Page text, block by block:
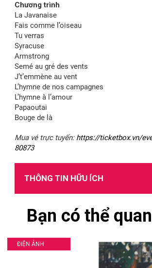
Chương trình
La Javanaise
Fais comme l’oiseau
Tu verras
Syracuse
Armstrong
Semé au gré des vents
J’t’emmène au vent
L’hymne de nos campagnes
L’hymne à l’amour
Papaoutai
Bouge de là
Mua vé trực tuyến: https://ticketbox.vn/
80873
THÔNG TIN HỮU ÍCH
Bạn có thể
ĐIỆN ẢNH